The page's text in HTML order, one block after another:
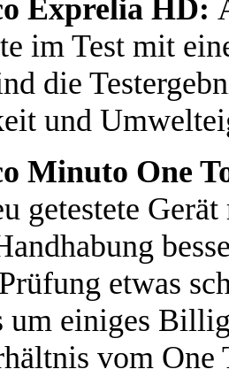
Exprelia HD:
im Test mit
die
und
Minuto One
getestete
etwas
einiges
vom One